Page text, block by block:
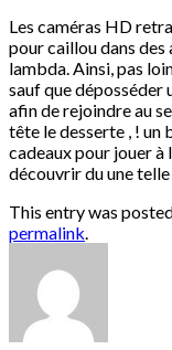
Les caméras HD
pour caillou dans des
lambda. Ainsi, pas
sauf que déposséder
afin de rejoindre au
tête le desserte , !
cadeaux pour jouer
découvrir du une
This entry was
permalink.